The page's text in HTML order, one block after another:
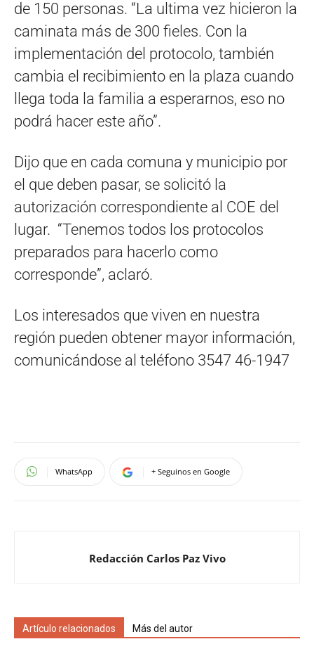
de 150 personas. “La ultima vez hicieron la
caminata más de 300 fieles. Con la
implementación del protocolo, también
cambia el recibimiento en la plaza cuando
llega toda la familia a esperarnos, eso no
podrá hacer este año”.
Dijo que en cada comuna y municipio por
el que deben pasar, se solicitó la
autorización correspondiente al COE del
lugar. “Tenemos todos los protocolos
preparados para hacerlo como
corresponde”, aclaró.
Los interesados que viven en nuestra
región pueden obtener mayor información,
comunicándose al teléfono 3547 46-1947
WhatsApp + Seguinos en Google
Redacción Carlos Paz Vivo
Artículo relacionados Más del autor